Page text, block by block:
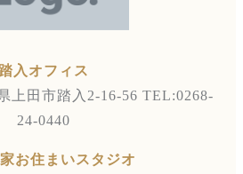
踏入オフィス
上田市踏入2-16-56 TEL:0268-
24-0440
お住まいスタジオ